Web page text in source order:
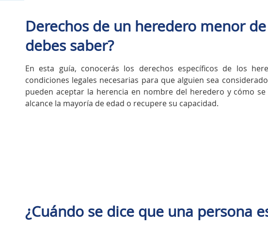
Derechos de un heredero menor
debes saber?
En esta guía, conocerás los derechos específicos de los
condiciones legales necesarias para que alguien sea
pueden aceptar la herencia en nombre del heredero y cómo
alcance la mayoría de edad o recupere su capacidad.
¿Cuándo se dice que una persona